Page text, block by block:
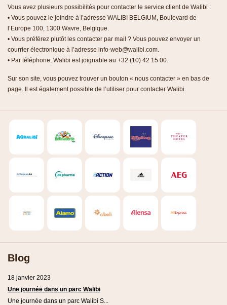
Vous avez plusieurs possibilités pour contacter le service client de Walibi :
• Vous pouvez le joindre à l’adresse WALIBI BELGIUM, Boulevard de
l’Europe 100, 1300 Wavre, Belgique.
• Vous préférez plutôt les contacter par mail ? Vous pouvez envoyer un
courrier électronique à l’adresse info-web@walibi.com.
• Par téléphone, Walibi est joignable au +32 (10) 42 15 00.
Sur son site, vous pouvez trouver un bouton « nous contacter » en bas de
page. Il est également possible de l’utiliser pour contacter Walibi.
Blog
18 janvier 2023
Une journée dans un parc Walibi
Une journée dans un parc Walibi S...